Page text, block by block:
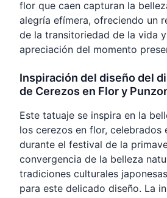
flor que caen capturan la
alegría efímera, ofreciendo un
de la transitoriedad de la vida
apreciación del momento
Inspiración del diseño del
de Cerezos en Flor y
Este tatuaje se inspira en la
los cerezos en flor, celebrados
durante el festival de la
convergencia de la belleza
tradiciones culturales
para este delicado diseño. La